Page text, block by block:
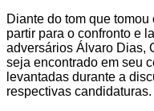
Diante do tom que
partir para o confronto e
adversários Álvaro Dias,
seja encontrado em seu
levantadas durante a
respectivas candidaturas.